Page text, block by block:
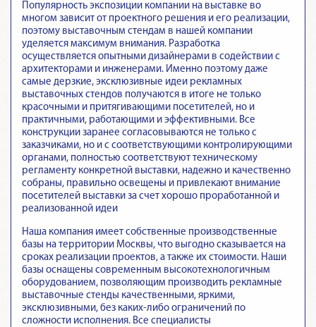
Популярность экспозиции компании на выставке во
многом зависит от проектного решения и его реализации,
поэтому выставочным стендам в нашей компании
уделяется максимум внимания. Разработка
осуществляется опытными дизайнерами в содействии с
архитекторами и инженерами. Именно поэтому даже
самые дерзкие, эксклюзивные идеи рекламных
выставочных стендов получаются в итоге не только
красочными и притягивающими посетителей, но и
практичными, работающими и эффективными. Все
конструкции заранее согласовываются не только с
заказчиками, но и с соответствующими контролирующими
органами, полностью соответствуют техническому
регламенту конкретной выставки, надежно и качественно
собраны, правильно освещены и привлекают внимание
посетителей выставки за счет хорошо проработанной и
реализованной идеи
Наша компания имеет собственные производственные
базы на территории Москвы, что выгодно сказывается на
сроках реализации проектов, а также их стоимости. Наши
базы оснащены современным высокотехнологичным
оборудованием, позволяющим производить рекламные
выставочные стенды качественными, яркими,
эксклюзивными, без каких-либо ограничений по
сложности исполнения. Все специалисты